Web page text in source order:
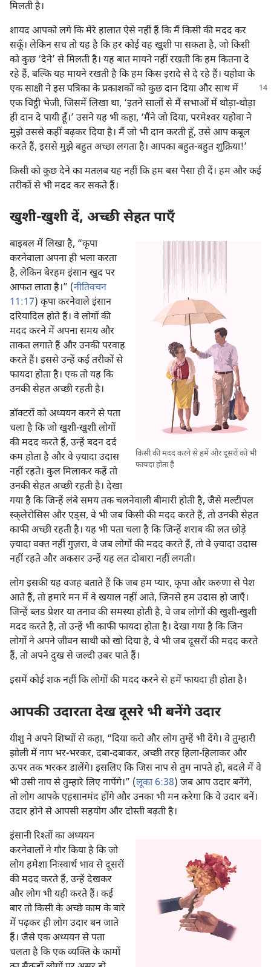
मिलती है।
शायद आपको लगे कि मेरे हालात ऐसे नहीं हैं कि मैं किसी की मदद कर
सकूँ। लेकिन सच तो यह है कि हर कोई वह खुशी पा सकता है, जो किसी
को कुछ ‘देने’ से मिलती है। यह बात मायने नहीं रखती कि हम कितना दे
रहे हैं, बल्कि यह मायने रखती है कि हम किस इरादे से दे रहे हैं। यहोवा के
एक साक्षी ने इस पत्रिका के प्रकाशकों को कुछ दान दिया औरसाथ में
एक चिट्ठी भेजी, जिसमें लिखा था, ‘इतने सालों से मैं सभाओं में थोड़ा-थोड़ा
ही दान दे पायी हूँ।’ उसने यह भी कहा, ‘मैंने जो दिया, परमेश्‍वर यहोवा ने
मुझे उससे कहीं बढ़कर दिया है। मैं जो भी दान करती हूँ, उसे आप कबूल
करते हैं, इससे मुझे बहुत अच्छा लगता है। आपका बहुत-बहुत शुक्रिया!’
किसी को कुछ देने का मतलब यह नहीं कि हम बस पैसा ही दें। हम और कई
तरीकों से भी मदद कर सकते हैं।
खुशी-खुशी दें, अच्छी सेहत पाएँ
किसी की मदद करने से हमें और दूसरों को भी
फायदा होता है
बाइबल में लिखा है, “कृपा
करनेवाला अपना ही भला करता
है, लेकिन बेरहम इंसान खुद पर
आफत लाता है।” (नीतिवचन
11:17) कृपा करनेवाले इंसान
दरियादिल होते हैं। वे लोगों की
मदद करने में अपना समय और
ताकत लगाते हैं और उनकी परवाह
करते हैं। इससे उन्हें कई तरीकों से
फायदा होता है। एक तो यह कि
उनकी सेहत अच्छी रहती है।
डॉक्टरों को अध्ययन करने से पता
चला है कि जो खुशी-खुशी लोगों
की मदद करते हैं, उन्हें बदन दर्द
कम होता है और वे ज़्यादा उदास
नहीं रहते। कुल मिलाकर कहें तो
उनकी सेहत अच्छी रहती है। देखा
गया है कि जिन्हें लंबे समय तक चलनेवाली बीमारी होती है, जैसे मल्टीपल
स्क्‌लेरोसिस और एड्‌स, वे भी जब किसी की मदद करते हैं, तो उनकी सेहत
काफी अच्छी रहती है। यह भी पता चला है कि जिन्हें शराब की लत छोड़े
ज़्यादा वक्‍त नहीं गुज़रा, वे जब लोगों की मदद करते हैं, तो वे ज़्यादा उदास
नहीं रहते और अकसर उन्हें यह लत दोबारा नहीं लगती।
लोग इसकी यह वजह बताते हैं कि जब हम प्यार, कृपा और करुणा से पेश
आते हैं, तो हमारे मन में वे खयाल नहीं आते, जिनसे हम उदास हो जाएँ।
जिन्हें ब्लड प्रेशर या तनाव की समस्या होती है, वे जब लोगों की खुशी-खुशी
मदद करते है, तो उन्हें भी काफी फायदा होता है। देखा गया है कि जिन
लोगों ने अपने जीवन साथी को खो दिया है, वे भी जब दूसरों की मदद करते
हैं, तो अपने दुख से जल्दी उबर पाते हैं।
इसमें कोई शक नहीं कि लोगों की मदद करने से हमें फायदा ही होता है।
आपकी उदारता देख दूसरे भी बनेंगे उदार
यीशु ने अपने शिष्यों से कहा, “दिया करो और लोग तुम्हें भी देंगे। वे तुम्हारी
झोली में नाप भर-भरकर, दबा-दबाकर, अच्छी तरह हिला-हिलाकर और
ऊपर तक भरकर डालेंगे। इसलिए कि जिस नाप से तुम नापते हो, बदले में वे
भी उसी नाप से तुम्हारे लिए नापेंगे।” (लूका 6:38) जब आप उदार बनेंगे,
तो लोग आपके एहसानमंद होंगे और उनका भी मन करेगा कि वे उदार बनें।
उदार होने से आपसी सहयोग और दोस्ती बढ़ती है।
इंसानी रिश्‍तों का अध्ययन
करनेवालों ने गौर किया है कि जो
लोग हमेशा निःस्वार्थ भाव से दूसरों
की मदद करते हैं, उन्हें देखकर
और लोग भी यही करते हैं। कई
बार तो किसी के अच्छे काम के बारे
में पढ़कर ही लोग उदार बन जाते
हैं। जैसे एक अध्ययन से पता
चलता है कि एक व्यक्‍ति के कामों